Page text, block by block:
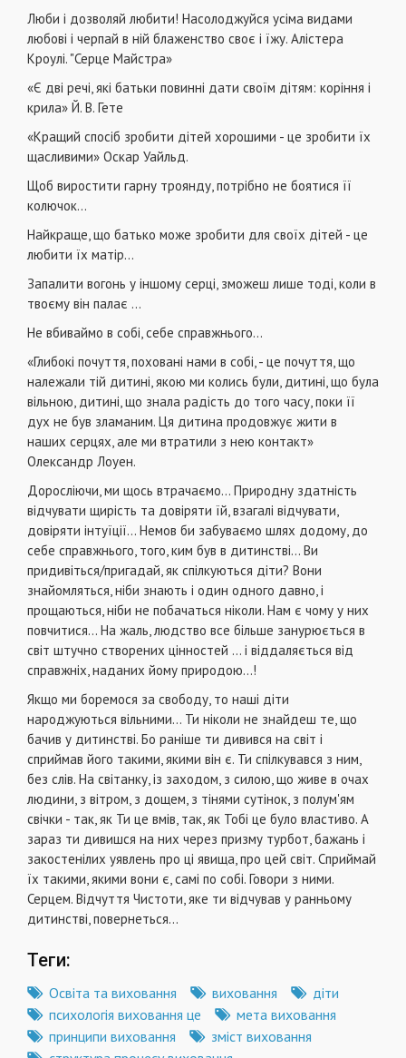
Люби і дозволяй любити! Насолоджуйся усіма видами
любові і черпай в ній блаженство своє і їжу. Алістера
Кроулі. "Серце Майстра»
«Є дві речі, які батьки повинні дати своїм дітям: коріння і
крила» Й. В. Гете
«Кращий спосіб зробити дітей хорошими - це зробити їх
щасливими» Оскар Уайльд.
Щоб виростити гарну троянду, потрібно не боятися її
колючок...
Найкраще, що батько може зробити для своїх дітей - це
любити їх матір...
Запалити вогонь у іншому серці, зможеш лише тоді, коли в
твоєму він палає ...
Не вбиваймо в собі, себе справжнього...
«Глибокі почуття, поховані нами в собі, - це почуття, що
належали тій дитині, якою ми колись були, дитині, що була
вільною, дитині, що знала радість до того часу, поки її
дух не був зламаним. Ця дитина продовжує жити в
наших серцях, але ми втратили з нею контакт»
Олександр Лоуен.
Доросліючи, ми щось втрачаємо... Природну здатність
відчувати щирість та довіряти їй, взагалі відчувати,
довіряти інтуїції… Немов би забуваємо шлях додому, до
себе справжнього, того, ким був в дитинстві… Ви
придивіться/пригадай, як спілкуються діти? Вони
знайомляться, ніби знають і один одного давно, і
прощаються, ніби не побачаться ніколи. Нам є чому у них
повчитися... На жаль, людство все більше занурюється в
світ штучно створених цінностей ... і віддаляється від
справжніх, наданих йому природою...!
Якщо ми боремося за свободу, то наші діти
народжуються вільними… Ти ніколи не знайдеш те, що
бачив у дитинстві. Бо раніше ти дивився на світ і
сприймав його такими, якими він є. Ти спілкувався з ним,
без слів. На світанку, із заходом, з силою, що живе в очах
людини, з вітром, з дощем, з тінями сутінок, з полум'ям
свічки - так, як Ти це вмів, так, як Тобі це було властиво. А
зараз ти дивишся на них через призму турбот, бажань і
закостенілих уявлень про ці явища, про цей світ. Сприймай
їх такими, якими вони є, самі по собі. Говори з ними.
Серцем. Відчуття Чистоти, яке ти відчував у ранньому
дитинстві, повернеться...
Теги:
Освіта та виховання виховання
діти
психологія виховання це
мета виховання
принципи виховання
зміст виховання